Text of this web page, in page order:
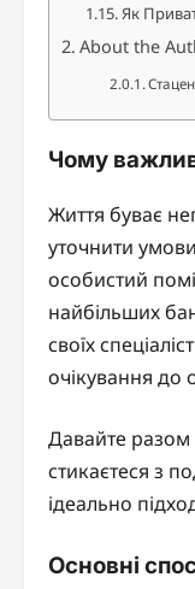
Як
About the
Чому
Життя буває
уточнити
особистий
найбільших
своїх
очікування до
Давайте разом
стикаєтеся з
ідеально
Основні